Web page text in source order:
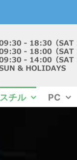
スチル PC